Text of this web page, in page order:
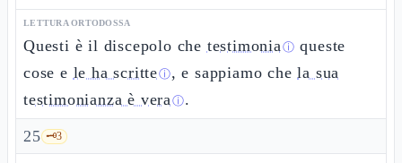
LETTURA ORTODOSSA
Questi è il discepolo che testimoniaⓘ queste
cose e le ha scritteⓘ, e sappiamo chela sua
testimonianza è veraⓘ.
25 🗝️3